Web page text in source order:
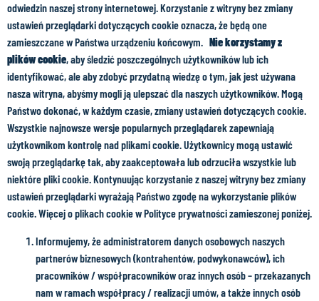
odwiedzin naszej strony internetowej. Korzystanie z witryny bez zmiany
ustawień przeglądarki dotyczących cookie oznacza, że będą one
zamieszczane w Państwa urządzeniu końcowym. Nie korzystamy z
plików cookie, aby śledzić poszczególnych użytkowników lub ich
identyfikować, ale aby zdobyć przydatną wiedzę o tym, jak jest używana
nasza witryna, abyśmy mogli ją ulepszać dla naszych użytkowników. Mogą
Państwo dokonać, w każdym czasie, zmiany ustawień dotyczących cookie.
Wszystkie najnowsze wersje popularnych przeglądarek zapewniają
użytkownikom kontrolę nad plikami cookie. Użytkownicy mogą ustawić
swoją przeglądarkę tak, aby zaakceptowała lub odrzuciła wszystkie lub
niektóre pliki cookie. Kontynuując korzystanie z naszej witryny bez zmiany
ustawień przeglądarki wyrażają Państwo zgodę na wykorzystanie plików
cookie. Więcej o plikach cookie w Polityce prywatności zamieszonej poniżej.
Informujemy, że administratorem danych osobowych naszych
partnerów biznesowych (kontrahentów, podwykonawców), ich
pracowników / współpracowników oraz innych osób – przekazanych
nam w ramach współpracy / realizacji umów, a także innych osób